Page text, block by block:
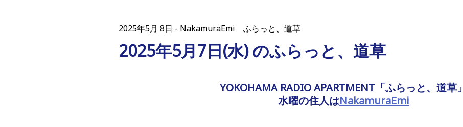
2025年5月 8日 NakamuraEmi ふらっと、道草
2025年5月7日(水) のふらっと、道草
YOKOHAMA RADIO APARTMENT「ふらっと、道草」
水曜の住人はNakamuraEmi